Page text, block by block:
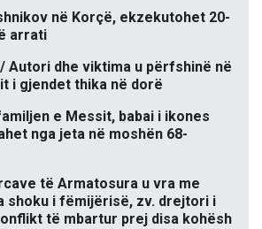
në Korçë, ekzekutohet 20-
arrati
Autori dhe viktima u përfshinë në
i gjendet thika në dorë
e Messit, babai i ikones
nga jeta në moshën 68-
të Armatosura u vra me
shoku i fëmijërisë, zv. drejtori i
të mbartur prej disa kohësh